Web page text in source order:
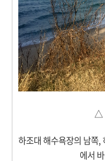
△
하조대 해수욕장의 남쪽,
에서